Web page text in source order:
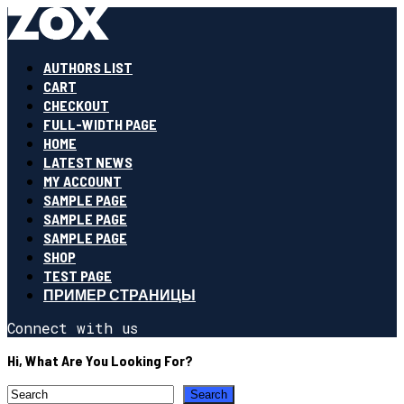
AUTHORS LIST
CART
CHECKOUT
FULL-WIDTH PAGE
HOME
LATEST NEWS
MY ACCOUNT
SAMPLE PAGE
SAMPLE PAGE
SAMPLE PAGE
SHOP
TEST PAGE
ПРИМЕР СТРАНИЦЫ
Connect with us
Hi, What Are You Looking For?